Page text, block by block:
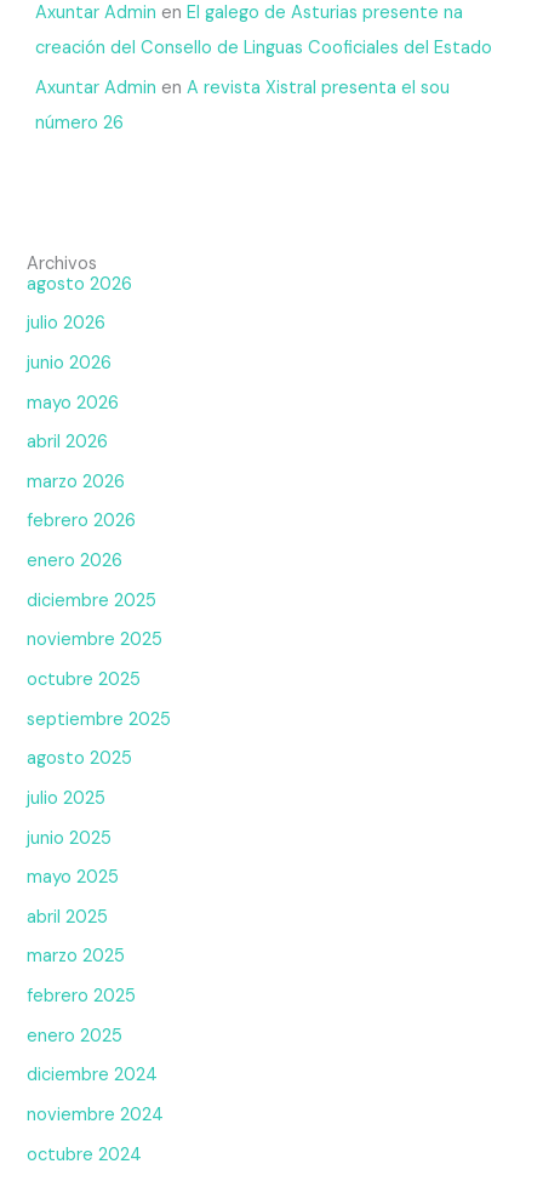
Axuntar Admin en El galego de Asturias presente na
creación del Consello de Linguas Cooficiales del Estado
Axuntar Admin en A revista Xistral presenta el sou
número 26
Archivos
agosto 2026
julio 2026
junio 2026
mayo 2026
abril 2026
marzo 2026
febrero 2026
enero 2026
diciembre 2025
noviembre 2025
octubre 2025
septiembre 2025
agosto 2025
julio 2025
junio 2025
mayo 2025
abril 2025
marzo 2025
febrero 2025
enero 2025
diciembre 2024
noviembre 2024
octubre 2024